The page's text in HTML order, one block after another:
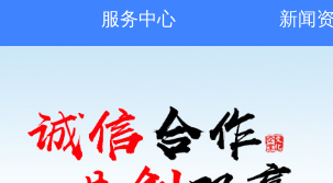
服务中心 新闻